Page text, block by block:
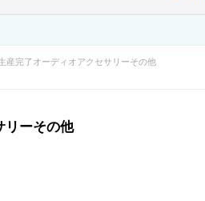
産完了オーディオアクセサリーその他
リーその他